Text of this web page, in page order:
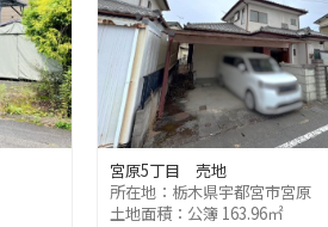
宮原5丁目 売地
所在地：栃木県宇都宮市宮原
土地面積：公簿 163.96㎡